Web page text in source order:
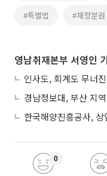
#특별법 #재정분권
영남취재본부 서영인
0